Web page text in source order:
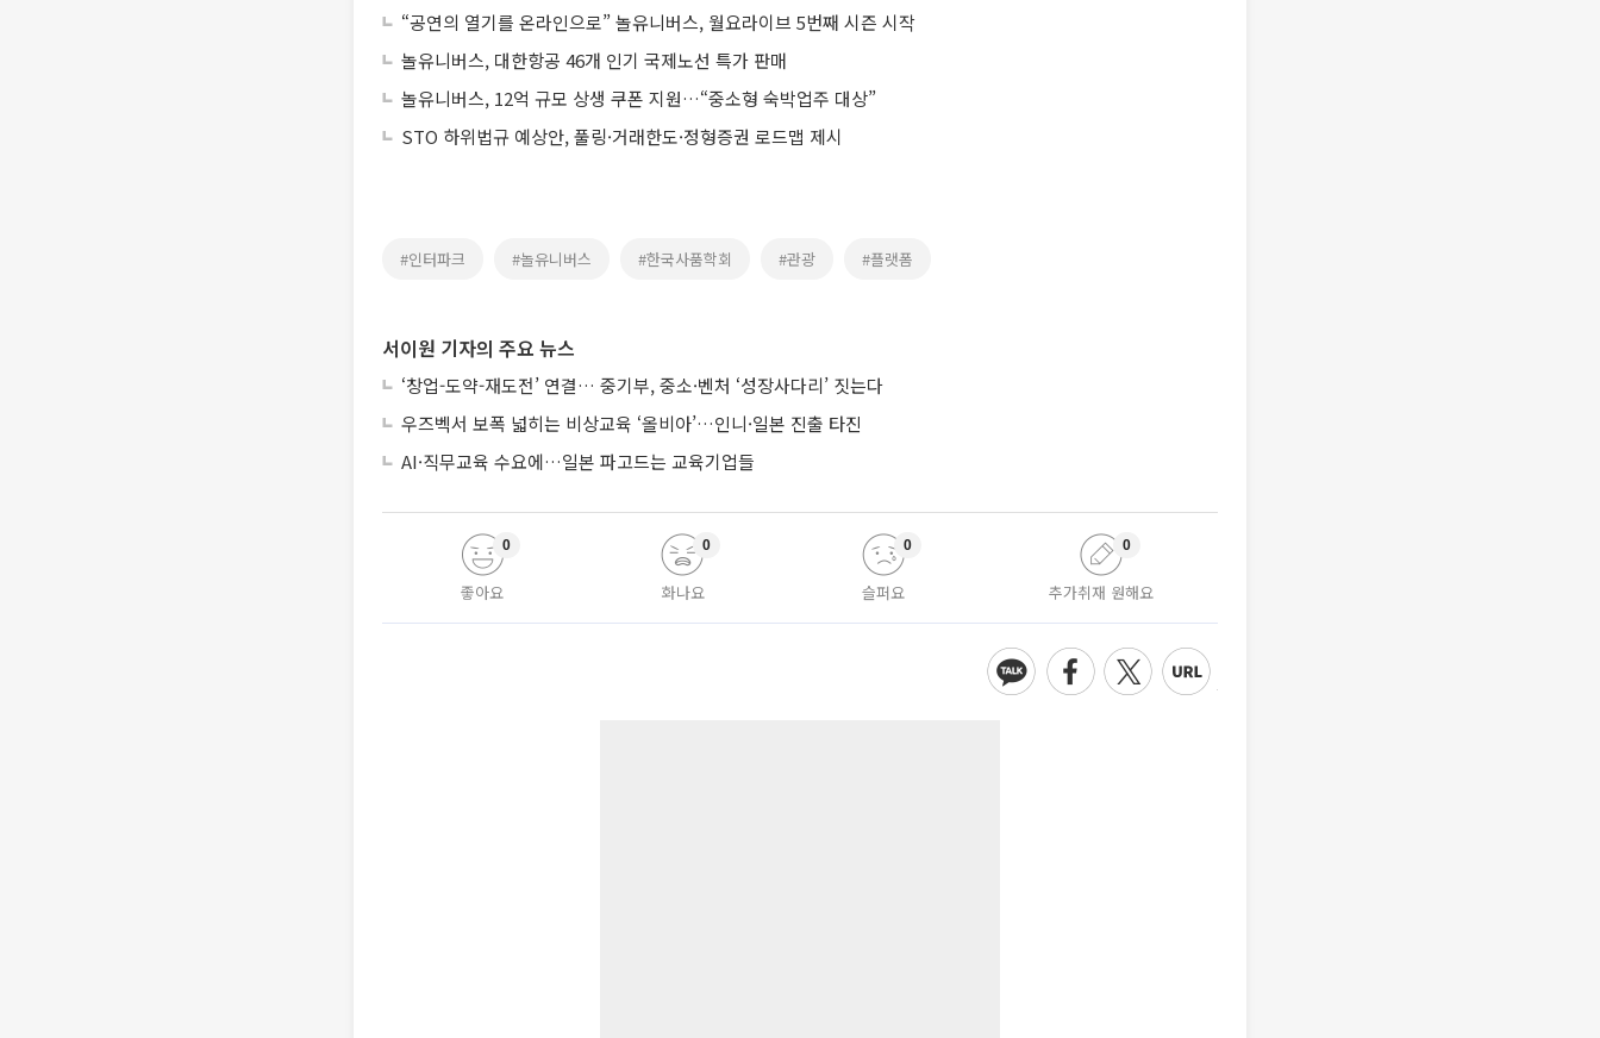
“공연의 열기를 온라인으로” 놀유니버스, 월요라이브 5번째 시즌 시작
놀유니버스, 대한항공 46개 인기 국제노선 특가 판매
놀유니버스, 12억 규모 상생 쿠폰 지원…“중소형 숙박업주 대상”
STO 하위법규 예상안, 풀링·거래한도·정형증권 로드맵 제시
#인터파크 #놀유니버스 #한국사품학회 #관광 #플랫폼
서이원 기자의 주요 뉴스
‘창업-도약-재도전’ 연결… 중기부, 중소·벤처 ‘성장사다리’ 짓는다
우즈벡서 보폭 넓히는 비상교육 ‘올비아’…인니·일본 진출 타진
AI·직무교육 수요에…일본 파고드는 교육기업들
좋아요
0
화나요
0
슬퍼요
0
추가취재 원해요
0